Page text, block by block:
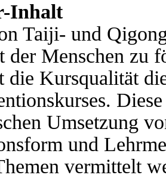
Inhalt
Taiji- und
der Menschen zu
die Kursqualität
Umsetzung
und
vermittelt